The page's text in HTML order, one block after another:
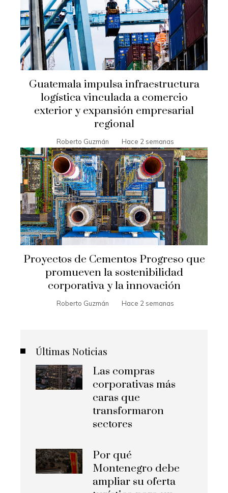
Guatemala impulsa infraestructura
logística vinculada a comercio
exterior y expansión empresarial
regional
Roberto Guzmán Hace 2 semanas
Proyectos de Cementos Progreso que
promueven la sostenibilidad
corporativa y la innovación
Roberto Guzmán Hace 2 semanas
Últimas Noticias
Las compras
corporativas más
caras que
transformaron
sectores
Por qué
Montenegro debe
ampliar su oferta